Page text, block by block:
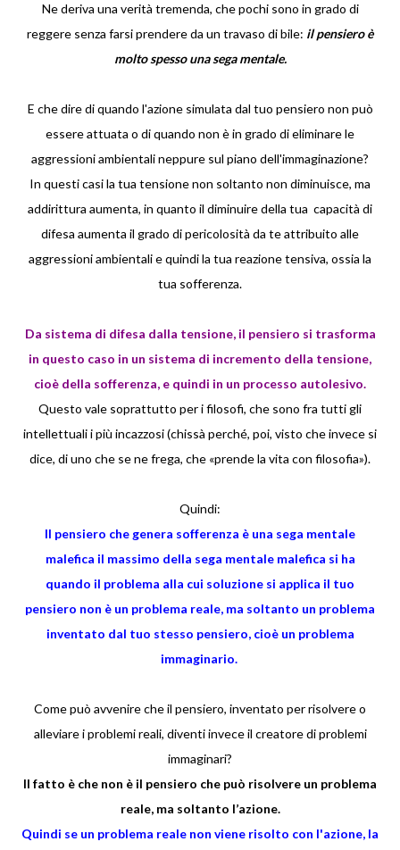
Ne deriva una verità tremenda, che pochi sono in grado di
reggere senza farsi prendere da un travaso di bile: il pensiero è
molto spesso una sega mentale.
E che dire di quando l'azione simulata dal tuo pensiero non può
essere attuata o di quando non è in grado di eliminare le
aggressioni ambientali neppure sul piano dell'immaginazione?
In questi casi la tua tensione non soltanto non diminuisce, ma
addirittura aumenta, in quanto il diminuire della tua capacità di
difesa aumenta il grado di pericolosità da te attribuito alle
aggressioni ambientali e quindi la tua reazione tensiva, ossia la
tua sofferenza.
Da sistema di difesa dalla tensione, il pensiero si trasforma
in questo caso in un sistema di incremento della tensione,
cioè della sofferenza, e quindi in un processo autolesivo.
Questo vale soprattutto per i filosofi, che sono fra tutti gli
intellettuali i più incazzosi (chissà perché, poi, visto che invece si
dice, di uno che se ne frega, che «prende la vita con filosofia»).
Quindi:
Il pensiero che genera sofferenza è una sega mentale
malefica il massimo della sega mentale malefica si ha
quando il problema alla cui soluzione si applica il tuo
pensiero non è un problema reale, ma soltanto un problema
inventato dal tuo stesso pensiero, cioè un problema
immaginario.
Come può avvenire che il pensiero, inventato per risolvere o
alleviare i problemi reali, diventi invece il creatore di problemi
immaginari?
Il fatto è che non è il pensiero che può risolvere un problema
reale, ma soltanto l’azione.
Quindi se un problema reale non viene risolto con l'azione, la